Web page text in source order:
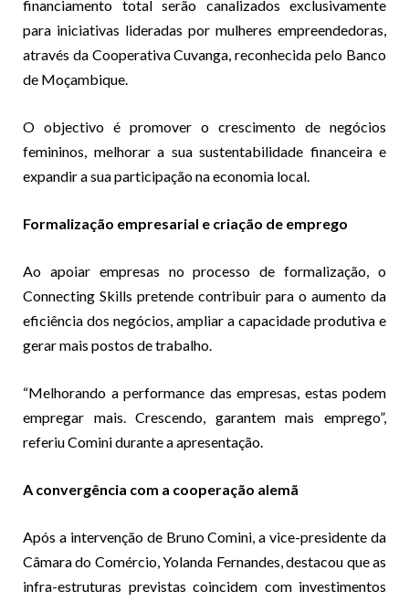
financiamento total serão canalizados exclusivamente
para iniciativas lideradas por mulheres empreendedoras,
através da Cooperativa Cuvanga, reconhecida pelo Banco
de Moçambique.
O objectivo é promover o crescimento de negócios
femininos, melhorar a sua sustentabilidade financeira e
expandir a sua participação na economia local.
Formalização empresarial e criação de emprego
Ao apoiar empresas no processo de formalização, o
Connecting Skills pretende contribuir para o aumento da
eficiência dos negócios, ampliar a capacidade produtiva e
gerar mais postos de trabalho.
“Melhorando a performance das empresas, estas podem
empregar mais. Crescendo, garantem mais emprego”,
referiu Comini durante a apresentação.
A convergência com a cooperação alemã
Após a intervenção de Bruno Comini, a vice-presidente da
Câmara do Comércio, Yolanda Fernandes, destacou que as
infra-estruturas previstas coincidem com investimentos